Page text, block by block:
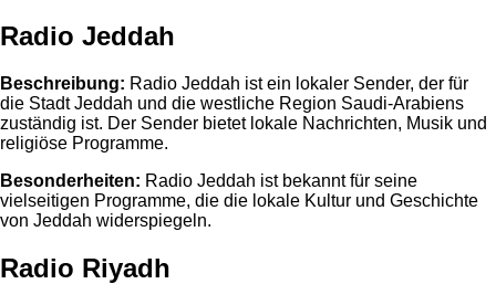
Radio Jeddah
Beschreibung: Radio Jeddah ist ein lokaler Sender, der für
die Stadt Jeddah und die westliche Region Saudi-Arabiens
zuständig ist. Der Sender bietet lokale Nachrichten, Musik und
religiöse Programme.
Besonderheiten: Radio Jeddah ist bekannt für seine
vielseitigen Programme, die die lokale Kultur und Geschichte
von Jeddah widerspiegeln.
Radio Riyadh